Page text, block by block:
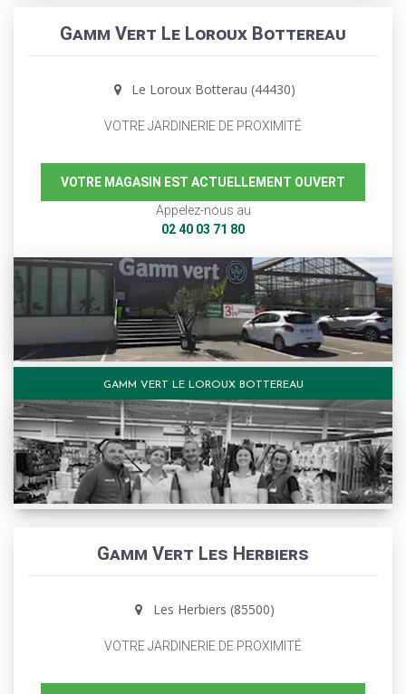
Gamm Vert Le Loroux Bottereau
Le Loroux Botterau (44430)
VOTRE JARDINERIE DE PROXIMITÉ
VOTRE MAGASIN EST ACTUELLEMENT OUVERT
Appelez-nous au
02 40 03 71 80
GAMM VERT LE LOROUX BOTTEREAU
Gamm Vert Les Herbiers
Les Herbiers (85500)
VOTRE JARDINERIE DE PROXIMITÉ